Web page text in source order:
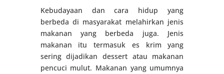
Kebudayaan dan cara hidup yang
berbeda di masyarakat melahirkan jenis
makanan yang berbeda juga. Jenis
makanan itu termasuk es krim yang
sering dijadikan dessert atau makanan
pencuci mulut. Makanan yang umumnya